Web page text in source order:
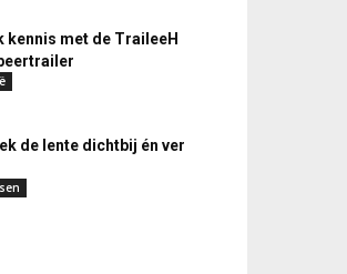
kennis met de TraileeH
de lente dichtbij én ver